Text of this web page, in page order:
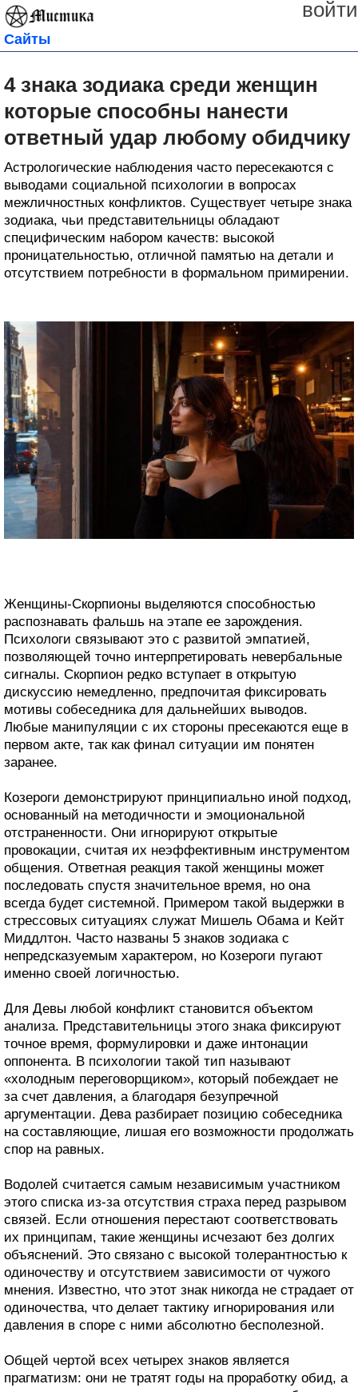
войти
Сайты
4 знака зодиака среди женщин
которые способны нанести
ответный удар любому обидчику
Астрологические наблюдения часто пересекаются с
выводами социальной психологии в вопросах
межличностных конфликтов. Существует четыре знака
зодиака, чьи представительницы обладают
специфическим набором качеств: высокой
проницательностью, отличной памятью на детали и
отсутствием потребности в формальном примирении.
Женщины-Скорпионы выделяются способностью
распознавать фальшь на этапе ее зарождения.
Психологи связывают это с развитой эмпатией,
позволяющей точно интерпретировать невербальные
сигналы. Скорпион редко вступает в открытую
дискуссию немедленно, предпочитая фиксировать
мотивы собеседника для дальнейших выводов.
Любые манипуляции с их стороны пресекаются еще в
первом акте, так как финал ситуации им понятен
заранее.
Козероги демонстрируют принципиально иной подход,
основанный на методичности и эмоциональной
отстраненности. Они игнорируют открытые
провокации, считая их неэффективным инструментом
общения. Ответная реакция такой женщины может
последовать спустя значительное время, но она
всегда будет системной. Примером такой выдержки в
стрессовых ситуациях служат Мишель Обама и Кейт
Миддлтон. Часто названы 5 знаков зодиака с
непредсказуемым характером, но Козероги пугают
именно своей логичностью.
Для Девы любой конфликт становится объектом
анализа. Представительницы этого знака фиксируют
точное время, формулировки и даже интонации
оппонента. В психологии такой тип называют
«холодным переговорщиком», который побеждает не
за счет давления, а благодаря безупречной
аргументации. Дева разбирает позицию собеседника
на составляющие, лишая его возможности продолжать
спор на равных.
Водолей считается самым независимым участником
этого списка из-за отсутствия страха перед разрывом
связей. Если отношения перестают соответствовать
их принципам, такие женщины исчезают без долгих
объяснений. Это связано с высокой толерантностью к
одиночеству и отсутствием зависимости от чужого
мнения. Известно, что этот знак никогда не страдает от
одиночества, что делает тактику игнорирования или
давления в споре с ними абсолютно бесполезной.
Общей чертой всех четырех знаков является
прагматизм: они не тратят годы на проработку обид, а